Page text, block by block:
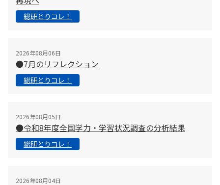
総研とりコレ！
2026年08月06日
●7月のリフレクション
総研とりコレ！
2026年08月05日
●令和8年度全国学力・学習状況調査の分析結果
総研とりコレ！
2026年08月04日